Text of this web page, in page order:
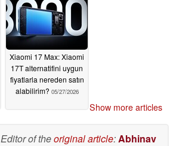
Xiaomi 17 Max: Xiaomi
17T alternatifini uygun
fiyatlarla nereden satın
alabilirim? 05/27/2026
Show more articles
Editor of theoriginal article:Abhinav